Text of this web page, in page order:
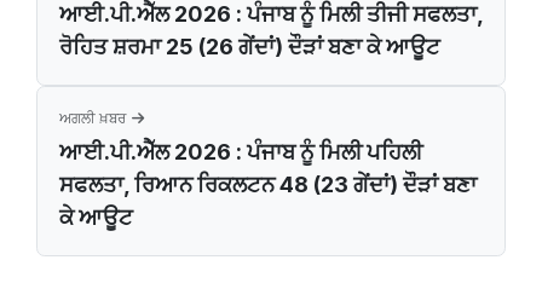
ਆਈ.ਪੀ.ਐੱਲ 2026 : ਪੰਜਾਬ ਨੂੰ ਮਿਲੀ ਤੀਜੀ ਸਫਲਤਾ,
ਰੋਹਿਤ ਸ਼ਰਮਾ 25 (26 ਗੇਂਦਾਂ) ਦੌੜਾਂ ਬਣਾ ਕੇ ਆਊਟ
ਅਗਲੀ ਖ਼ਬਰ
ਆਈ.ਪੀ.ਐੱਲ 2026 : ਪੰਜਾਬ ਨੂੰ ਮਿਲੀ ਪਹਿਲੀ
ਸਫਲਤਾ, ਰਿਆਨ ਰਿਕਲਟਨ 48 (23 ਗੇਂਦਾਂ) ਦੌੜਾਂ ਬਣਾ
ਕੇ ਆਊਟ